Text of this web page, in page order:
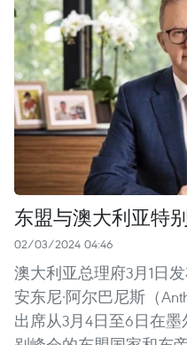
东盟与澳大利亚特
02/03/2024 04:46
澳大利亚总理府3月1日
安东尼·阿尔巴尼斯（
出席从3月4日至6日在